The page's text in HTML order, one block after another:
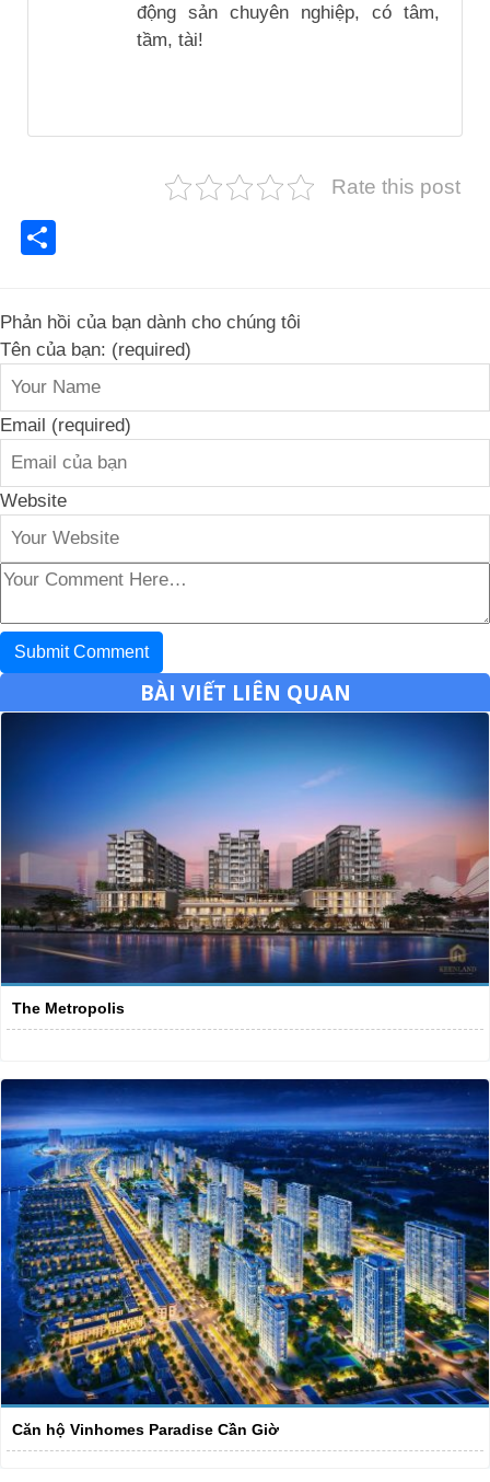
động sản chuyên nghiệp, có tâm,
tầm, tài!
Rate this post
Phản hồi của bạn dành cho chúng tôi
Tên của bạn: (required)
Email (required)
Website
BÀI VIẾT LIÊN QUAN
The Metropolis
Căn hộ Vinhomes Paradise Cần Giờ